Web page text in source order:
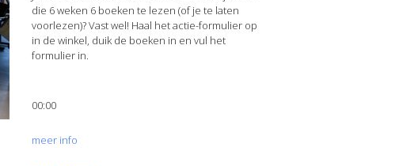
die 6 weken 6 boeken te lezen (of je te laten
voorlezen)? Vast wel! Haal het actie-formulier op
in de winkel, duik de boeken in en vul het
formulier in.
00:00
meer info